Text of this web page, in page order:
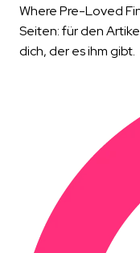
Where Pre-Loved
Seiten: für den
dich, der es ihm gibt.